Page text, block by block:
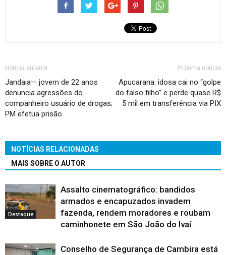
Notícia anterior
Jandaia— jovem de 22 anos
denuncia agressões do
companheiro usuário de drogas;
PM efetua prisão
Próxima notícia
Apucarana: idosa cai no “golpe
do falso filho” e perde quase R$
5 mil em transferência via PIX
NOTÍCIAS RELACIONADAS
MAIS SOBRE O AUTOR
Destaque
Assalto cinematográfico: bandidos
armados e encapuzados invadem
fazenda, rendem moradores e roubam
caminhonete em São João do Ivaí
Conselho de Segurança de Cambira está